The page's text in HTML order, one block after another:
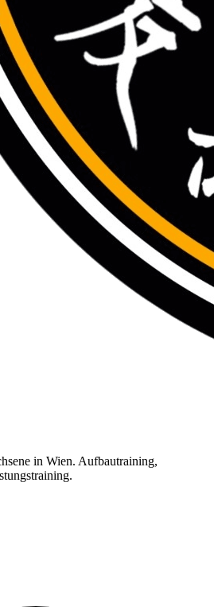
in Wien. Aufbautraining,